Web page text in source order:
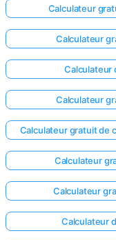
Calculateur
Calculateur
Calculateur
Calculateur
Calculateur gratuit de
Calculateur
Calculateur
Calculateur